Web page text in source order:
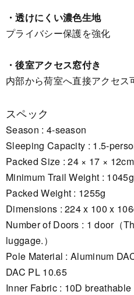
・透けにくい濃色生地
プライバシー保護を強化
・後室アクセス窓付き
内部から荷室へ直接アクセス
スペック
Season : 4-season
Sleeping Capacity : 1.5-
Packed Size : 24 × 17 ×
Minimum Trail Weight : 1045g
Packed Weight : 1255g
Dimensions : 224 x 100 x
Number of Doors : 1 door（
luggage.）
Pole Material : Aluminum
DAC PL 10.65
Inner Fabric : 10D breathable